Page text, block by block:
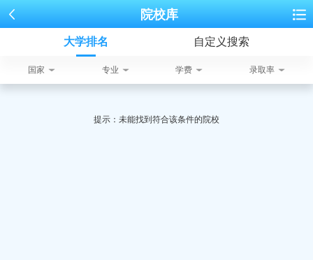
院校库
大学排名 自定义搜索
国家 专业 学费 录取率
提示：未能找到符合该条件的院校